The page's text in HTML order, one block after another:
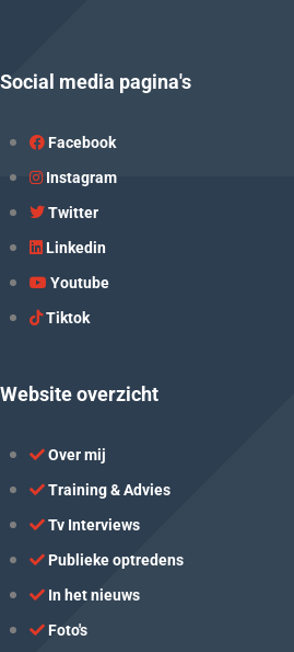
Social media pagina's
Facebook
Instagram
Twitter
Linkedin
Youtube
Tiktok
Website overzicht
Over mij
Training & Advies
Tv Interviews
Publieke optredens
In het nieuws
Foto's